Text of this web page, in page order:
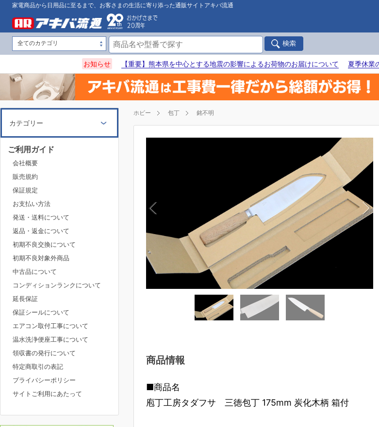
家電商品から日用品に至るまで、お客さまの生活に寄り添った通販サイトアキバ流通
お知らせ 【重要】熊本県を中心とする地震の影響によるお荷物のお届けについて 夏季休業
ホビー 包丁 銘不明
商品情報
■商品名
庖丁工房タダフサ 三徳包丁 175mm 炭化木柄 箱付
カテゴリー
ご利用ガイド
会社概要
販売規約
保証規定
お支払い方法
発送・送料について
返品・返金について
初期不良交換について
初期不良対象外商品
中古品について
コンディションランクについて
延長保証
保証シールについて
エアコン取付工事について
温水洗浄便座工事について
領収書の発行について
特定商取引の表記
プライバシーポリシー
サイトご利用にあたって